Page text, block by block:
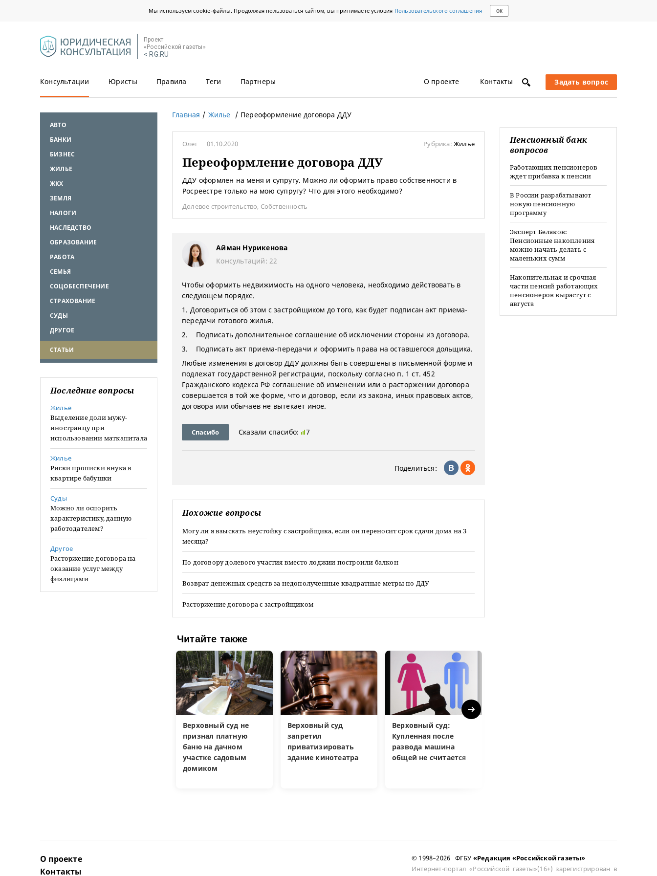
Мы используем cookie-файлы. Продолжая пользоваться сайтом, вы принимаете условия Пользовательского соглашения ОК
Проект
«Российской газеты»
< RG.RU
Консультации Юристы Правила Теги Партнеры О проекте Контакты Задать вопрос
АВТО
БАНКИ
БИЗНЕС
ЖИЛЬЕ
ЖКХ
ЗЕМЛЯ
НАЛОГИ
НАСЛЕДСТВО
ОБРАЗОВАНИЕ
РАБОТА
СЕМЬЯ
СОЦОБЕСПЕЧЕНИЕ
СТРАХОВАНИЕ
СУДЫ
ДРУГОЕ
СТАТЬИ
Последние вопросы
Жилье
Выделение доли мужу-
иностранцу при
использовании маткапитала
Жилье
Риски прописки внука в
квартире бабушки
Суды
Можно ли оспорить
характеристику, данную
работодателем?
Другое
Расторжение договора на
оказание услуг между
физлицами
Главная Жилье Переоформление договора ДДУ
Олег 01.10.2020 Рубрика: Жилье
Переоформление договора ДДУ
ДДУ оформлен на меня и супругу. Можно ли оформить право собственности в
Росреестре только на мою супругу? Что для этого необходимо?
Долевое строительство, Собственность
Айман Нурикенова
Консультаций: 22
Чтобы оформить недвижимость на одного человека, необходимо действовать в
следующем порядке.
1. Договориться об этом с застройщиком до того, как будет подписан акт приема-
передачи готового жилья.
2. Подписать дополнительное соглашение об исключении стороны из договора.
3. Подписать акт приема-передачи и оформить права на оставшегося дольщика.
Любые изменения в договор ДДУ должны быть совершены в письменной форме и
подлежат государственной регистрации, поскольку согласно п. 1 ст. 452
Гражданского кодекса РФ соглашение об изменении или о расторжении договора
совершается в той же форме, что и договор, если из закона, иных правовых актов,
договора или обычаев не вытекает иное.
Спасибо Сказали спасибо: 7
Поделиться:
Похожие вопросы
Могу ли я взыскать неустойку с застройщика, если он переносит срок сдачи дома на 3
месяца?
По договору долевого участия вместо лоджии построили балкон
Возврат денежных средств за недополученные квадратные метры по ДДУ
Расторжение договора с застройщиком
Читайте также
Верховный суд не
признал платную
баню на дачном
участке садовым
домиком
Верховный суд
запретил
приватизировать
здание кинотеатра
Верховный суд:
Купленная после
развода машина
общей не считается
Next
Пенсионный банк
вопросов
Работающих пенсионеров
ждет прибавка к пенсии
В России разрабатывают
новую пенсионную
программу
Эксперт Беляков:
Пенсионные накопления
можно начать делать с
маленьких сумм
Накопительная и срочная
части пенсий работающих
пенсионеров вырастут с
августа
О проекте
Контакты
© 1998–2026 ФГБУ «Редакция «Российской газеты»
Интернет-портал «Российской газеты»(16+) зарегистрирован в